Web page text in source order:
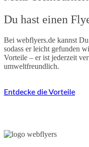
Du hast einen
Bei webflyers.de kannst
sodass er leicht gefunden
Vorteile – er ist jederzeit
umweltfreundlich.
Entdecke die Vorteile